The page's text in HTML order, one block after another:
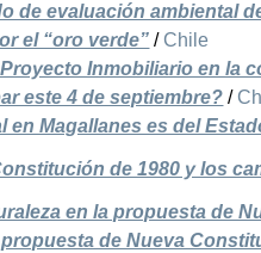
de evaluación ambiental
el “oro verde” / Chile
Inmobiliario en la
este 4 de septiembre? /
Magallanes es del
de 1980 y los
en la propuesta de
de Nueva